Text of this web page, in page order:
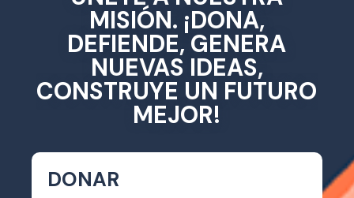
MISIÓN. ¡DONA,
DEFIENDE, GENERA
NUEVAS IDEAS,
CONSTRUYE UN FUTURO
MEJOR!
DONAR